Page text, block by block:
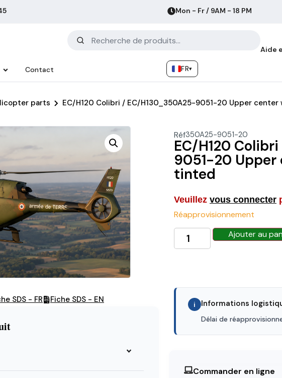
Mon - Fr / 9AM - 18 PM
Aide
Contact FR▾
parts EC/H120 Colibri / EC/H130_350A25-9051-20 Upper
Réf350A25-9051-20
EC/H120
9051-20
tinted
Veuillez vous connecter
Réapprovisionnement
Ajouter au
i Informations
Délai de
Commander en ligne
SDS - FR Fiche SDS - EN